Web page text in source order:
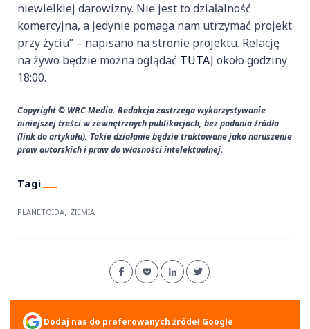
niewielkiej darowizny. Nie jest to działalność
komercyjna, a jedynie pomaga nam utrzymać projekt
przy życiu” – napisano na stronie projektu. Relację
na żywo będzie można oglądać TUTAJ około godziny
18:00.
Copyright © WRC Media. Redakcja zastrzega wykorzystywanie
niniejszej treści w zewnętrznych publikacjach, bez podania źródła
(link do artykułu). Takie działanie będzie traktowane jako naruszenie
praw autorskich i praw do własności intelektualnej.
PLANETOIDA, ZIEMIA
Dodaj nas do preferowanych źródeł Google